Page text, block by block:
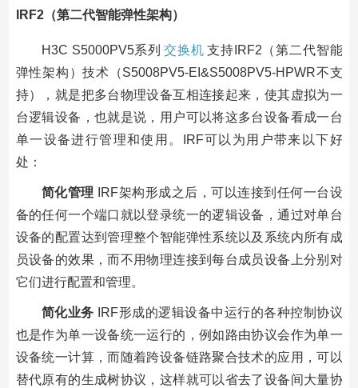
IRF2（第二代智能弹性架构）
H3C S5000PV5系列 交换机 支持IRF2（第二代智能
弹性架构）技术（S5008PV5-EI&S5008PV5-HPWR不支
持），就是把多台物理设备互相连接起来，使其虚拟为一
台逻辑设备，也就是说，用户可以将这多台设备看成一台
单一设备进行管理和使用。IRF可以为用户带来以下好
处：
简化管理
IRF架构形成之后，可以连接到任何一台设
备的任何一个端口就以登录统一的逻辑设备，通过对单台
设备的配置达到管理整个智能弹性系统以及系统内所有成
员设备的效果，而不用物理连接到每台成员设备上分别对
它们进行配置和管理。
简化业务 IRF形成的逻辑设备中运行的各种控制协议
也是作为单一设备统一运行的，例如路由协议会作为单一
设备统一计算，而随着跨设备链路聚合技术的应用，可以
替代原有的生成树协议，这样就可以省去了设备间大量协